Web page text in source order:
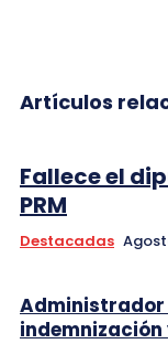
Artículos
Fallece el
PRM
Destacadas
Administrador